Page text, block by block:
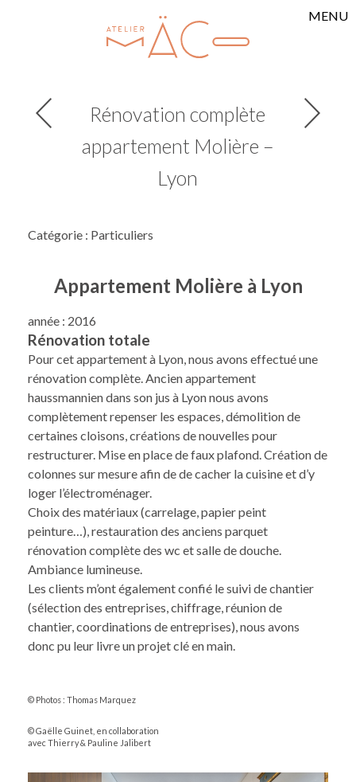
MENU
Rénovation complète
appartement Molière –
Lyon
Catégorie : Particuliers
Appartement Molière à Lyon
année : 2016
Rénovation totale
Pour cet appartement à Lyon, nous avons effectué une
rénovation complète. Ancien appartement
haussmannien dans son jus à Lyon nous avons
complètement repenser les espaces, démolition de
certaines cloisons, créations de nouvelles pour
restructurer. Mise en place de faux plafond. Création de
colonnes sur mesure afin de de cacher la cuisine et d’y
loger l’électroménager.
Choix des matériaux (carrelage, papier peint
peinture…), restauration des anciens parquet
rénovation complète des wc et salle de douche.
Ambiance lumineuse.
Les clients m’ont également confié le suivi de chantier
(sélection des entreprises, chiffrage, réunion de
chantier, coordinations de entreprises), nous avons
donc pu leur livre un projet clé en main.
© Photos : Thomas Marquez
© Gaëlle Guinet, en collaboration
avec Thierry & Pauline Jalibert